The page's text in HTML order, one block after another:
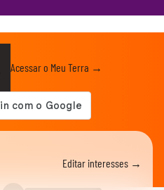
Acessar o Meu Terra →
Editar interesses →